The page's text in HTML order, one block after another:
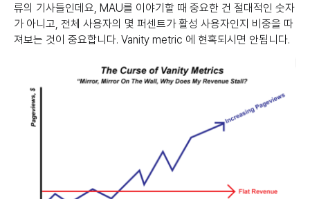
류의 기사들인데요, MAU를 이야기할 때 중요한 건 절대적인 숫자
가 아니고, 전체 사용자의 몇 퍼센트가 활성 사용자인지 비중을 따
져보는 것이 중요합니다. Vanity metric 에 현혹되시면 안됩니다.